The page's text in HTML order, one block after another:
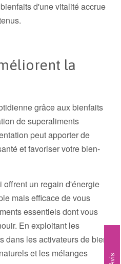
d'une vitalité accrue
la
grâce aux bienfaits
de superaliments
peut apporter de
et favoriser votre bien-
offrent un regain d'énergie
mais efficace de vous
essentiels dont vous
En exploitant les
les activateurs de bien-
et les mélanges
Avis